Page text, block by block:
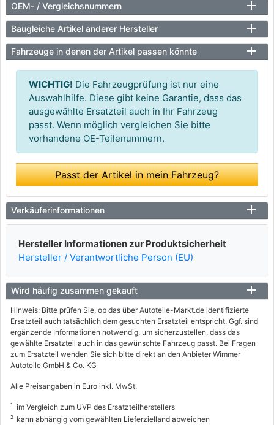
OEM- / Vergleichsnummern
Baugleiche Artikel anderer Hersteller
Fahrzeuge in denen der Artikel passen könnte
WICHTIG! Die Fahrzeugprüfung ist nur eine
Auswahlhilfe. Diese gibt keine Garantie, dass das
ausgewählte Ersatzteil auch in Ihr Fahrzeug
passt. Wenn möglich vergleichen Sie bitte
vorhandene OE-Teilenummern.
Passt der Artikel in mein Fahrzeug?
Verkäuferinformationen
Hersteller Informationen zur Produktsicherheit
Hersteller / Verantwortliche Person (EU)
Wird häufig zusammen gekauft
Hinweis: Bitte prüfen Sie, ob das über Autoteile-Markt.de identifizierte
Ersatzteil auch tatsächlich dem gesuchten Ersatzteil entspricht. Ggf. sind
ergänzende Informationen notwendig, um sicherzustellen, dass das
gewählte Ersatzteil auch in das gewünschte Fahrzeug passt. Bei Fragen
zum Ersatzteil wenden Sie sich bitte direkt an den Anbieter Wimmer
Autoteile GmbH & Co. KG
Alle Preisangaben in Euro inkl. MwSt.
1 im Vergleich zum UVP des Ersatzteilherstellers
2 kann abhängig vom gewählten Lieferzielland abweichen